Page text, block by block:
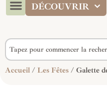
DÉCOUVRIR
Accueil / Les Fêtes / Galette